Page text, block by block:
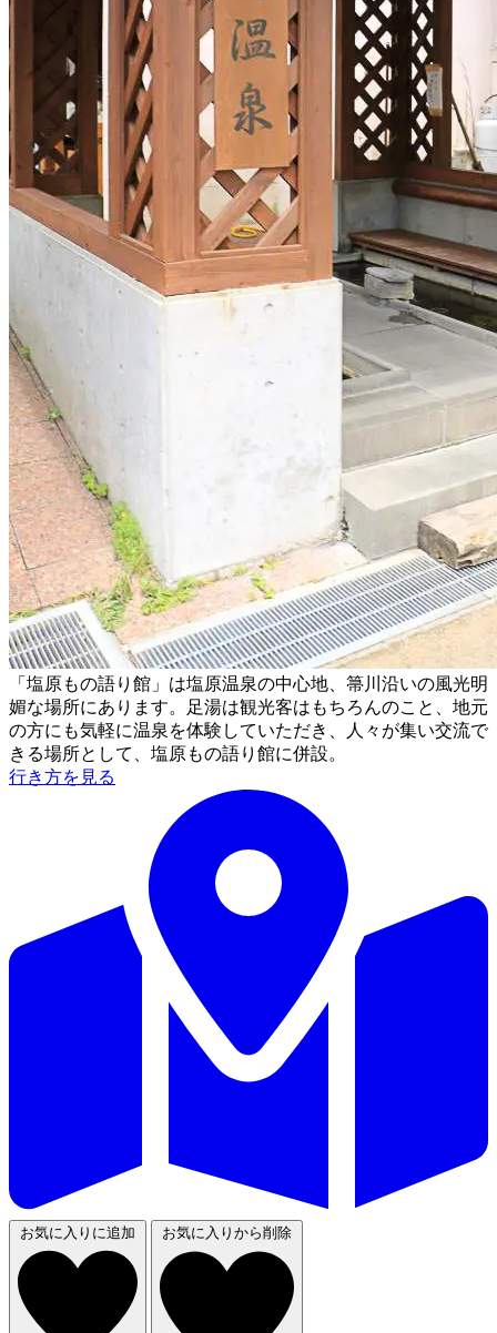
「塩原もの語り館」は塩原温泉の中心地、箒川沿いの風光明
媚な場所にあります。足湯は観光客はもちろんのこと、地元
の方にも気軽に温泉を体験していただき、人々が集い交流で
きる場所として、塩原もの語り館に併設。
行き方を見る
お気に入りに追加 お気に入りから削除